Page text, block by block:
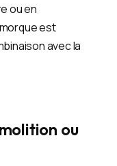
ou en
est
avec la
ou